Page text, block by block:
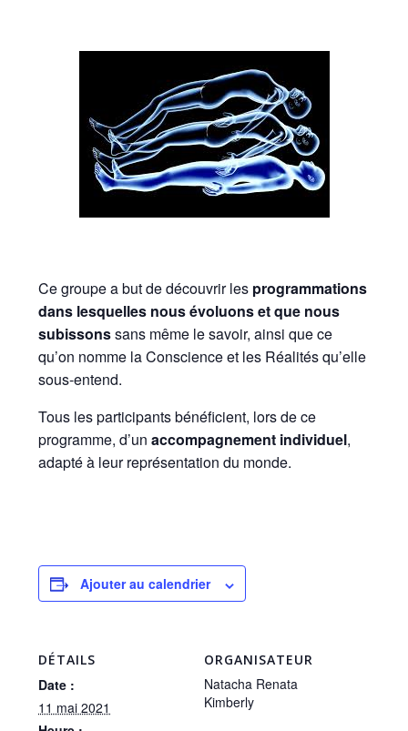
Ce groupe a but de découvrir les programmations
dans lesquelles nous évoluons et que nous
subissonssans même le savoir, ainsi que ce
qu’on nomme la Conscience et les Réalités qu’elle
sous-entend.
Tous les participants bénéficient, lors de ce
programme, d’unaccompagnement individuel,
adapté à leur représentation du monde.
Ajouter au calendrier
DÉTAILS
Date :
11 mai 2021
ORGANISATEUR
Natacha Renata
Kimberly